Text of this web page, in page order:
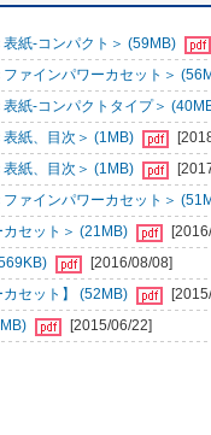
紙-コンパクト＞ (59MB)
ァインパワーカセット＞
紙-コンパクトタイプ＞
紙、目次＞ (1MB)
紙、目次＞ (1MB)
ァインパワーカセット＞
セット＞ (21MB)
[2016/08/08]
セット】 (52MB)
[2015/06/22]